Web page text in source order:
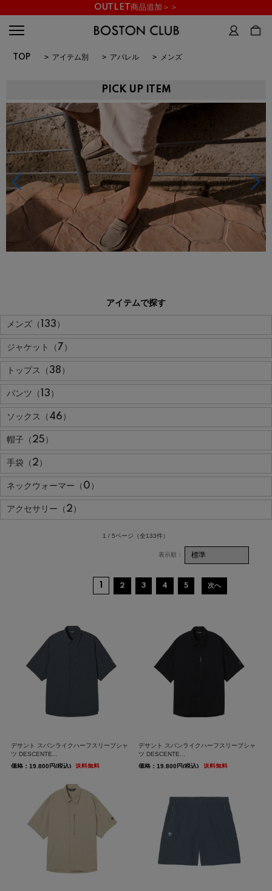
OUTLET商品追加＞＞
TOP > アイテム別 > アパレル > メンズ
PICK UP ITEM
アイテムで探す
メンズ（133）
ジャケット（7）
トップス（38）
パンツ（13）
ソックス（46）
帽子（25）
手袋（2）
ネックウォーマー（0）
アクセサリー（2）
1 / 5ページ （全133件）
1 2 3 4 5 次へ
デサント スパンライクハーフスリーブシャ
ツ DESCENTE...
価格：19,800円(税込)
送料無料
デサント スパンライクハーフスリーブシャ
ツ DESCENTE...
価格：19,800円(税込)
送料無料